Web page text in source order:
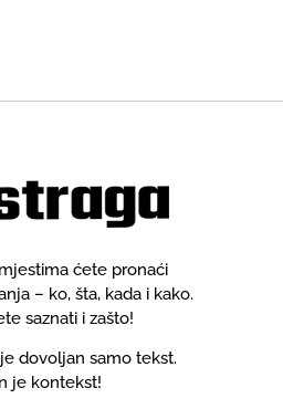
ćete pronaći
– ko, šta, kada i kako.
saznati i zašto!
dovoljan samo tekst.
je kontekst!